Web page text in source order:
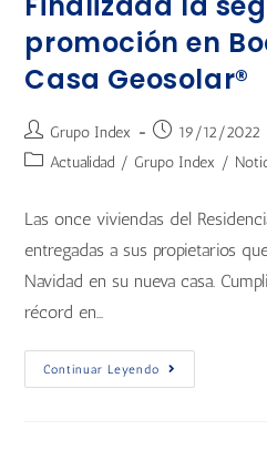
promoción en
Casa Geosolar®
Grupo Index
19/12/2022
Actualidad / Grupo Index /
Las once viviendas del
entregadas a sus propietarios
Navidad en su nueva casa.
récord en…
Continuar Leyendo